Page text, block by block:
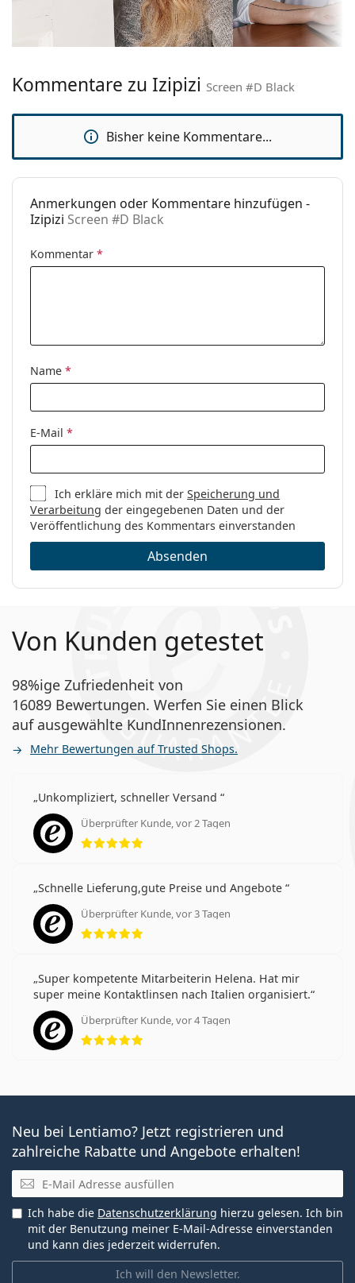
Fassung:
S
Bügellänge:
149 mm
Stegbreite:
20 mm
140 g
Federscharnier:
Ja
Etui:
Nein
Sex:
Unisex
Kategorie:
Code:
Screen #D Black
Kommentare zu Izipizi Screen #D Black
Bisher keine Kommentare...
Anmerkungen oder Kommentare hinzufügen -
Izipizi Screen #D Black
Kommentar *
Name *
E-Mail *
Ich erkläre mich mit derSpeicherung und
Verarbeitung der eingegebenen Daten und der
Veröffentlichung des Kommentars einverstanden
Absenden
Von Kunden getestet
98%ige Zufriedenheit von
16089 Bewertungen. Werfen Sie einen Blick
auf ausgewählte KundInnenrezensionen.
Mehr Bewertungen auf Trusted Shops.
Unkompliziert, schneller Versand
Überprüfter Kunde, vor 2 Tagen
Bewertung 5 aus 5
Schnelle Lieferung,gute Preise und Angebote
Überprüfter Kunde, vor 3 Tagen
Bewertung 5 aus 5
Super kompetente Mitarbeiterin Helena. Hat mir
super meine Kontaktlinsen nach Italien organisiert.
Überprüfter Kunde, vor 4 Tagen
Bewertung 5 aus 5
Neu bei Lentiamo? Jetzt registrieren und
zahlreiche Rabatte und Angebote erhalten!
E-Mail
Ich will den Newsletter.
Ich habe die Datenschutzerklärung hierzu gelesen. Ich bin
mit der Benutzung meiner E-Mail-Adresse einverstanden
und kann dies jederzeit widerrufen.